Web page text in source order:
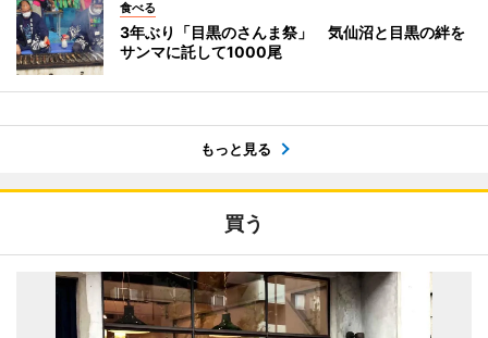
食べる
3年ぶり「目黒のさんま祭」 気仙沼と目黒の絆を
サンマに託して1000尾
もっと見る
買う